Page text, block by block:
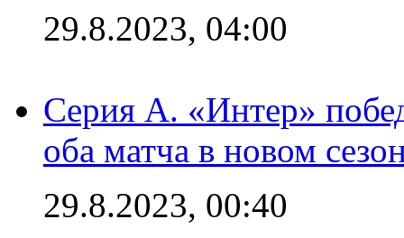
29.8.2023, 04:00
Серия А. «Интер»
оба матча в новом
29.8.2023, 00:40